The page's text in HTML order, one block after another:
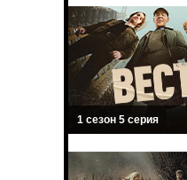
1 сезон 5 серия